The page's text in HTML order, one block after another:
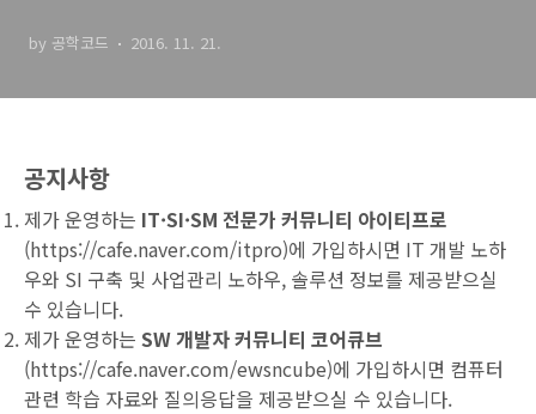
by 공학코드 2016. 11. 21.
공지사항
제가 운영하는 IT·SI·SM 전문가 커뮤니티 아이티프로
(https://cafe.naver.com/itpro)에 가입하시면 IT 개발 노하
우와 SI 구축 및 사업관리 노하우, 솔루션 정보를 제공받으실
수 있습니다.
제가 운영하는 SW 개발자 커뮤니티 코어큐브
(https://cafe.naver.com/ewsncube)에 가입하시면 컴퓨터
관련 학습 자료와 질의응답을 제공받으실 수 있습니다.